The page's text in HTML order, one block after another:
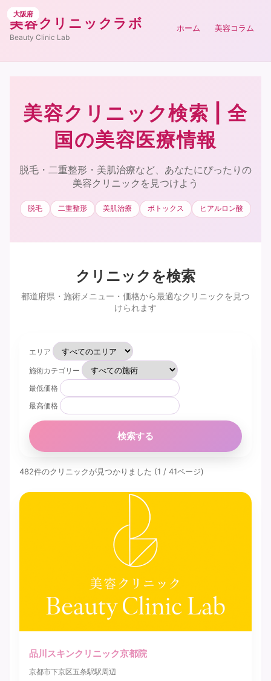
美容クリニックラボ
Beauty Clinic Lab
ホーム 美容コラム
美容クリニック検索 | 全
国の美容医療情報
脱毛・二重整形・美肌治療など、あなたにぴったりの
美容クリニックを見つけよう
脱毛 二重整形 美肌治療 ボトックス ヒアルロン酸
クリニックを検索
都道府県・施術メニュー・価格から最適なクリニックを見つ
けられます
エリア
施術カテゴリー
最低価格
最高価格
検索する
482件のクリニックが見つかりました (1 / 41ページ)
京都府
品川スキンクリニック京都院
京都市下京区五条駅駅周辺
兵庫県
兵庫県
北海道
北海道
千葉県
千葉県
埼玉県
大阪府
大阪府
大阪府
大阪府